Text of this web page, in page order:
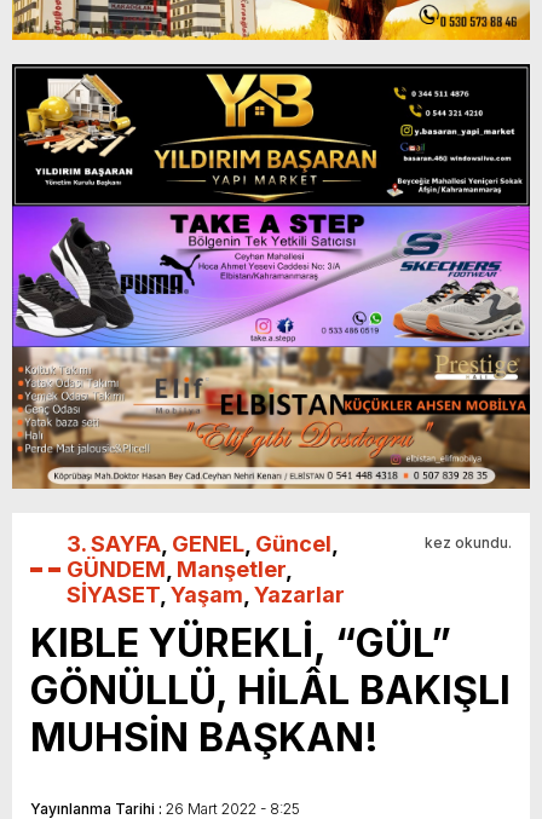
3. SAYFA GENEL Güncel
GÜNDEM Manşetler
SİYASET Yaşam Yazarlar
kez okundu.
KIBLE YÜREKLİ, “GÜL”
GÖNÜLLÜ, HİLÂL BAKIŞLI
MUHSİN BAŞKAN!
Yayınlanma Tarihi : 26 Mart 2022 - 8:25